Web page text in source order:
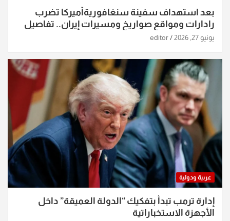
بعد استهداف سفينة سنغافوريةأميركا تضرب
رادارات ومواقع صواريخ ومسيرات إيران.. تفاصيل
الساعات الماضية
يونيو 27, 2026 editor
عربية ودولية
إدارة ترمب تبدأ بتفكيك “الدولة العميقة” داخل
الأجهزة الاستخباراتية